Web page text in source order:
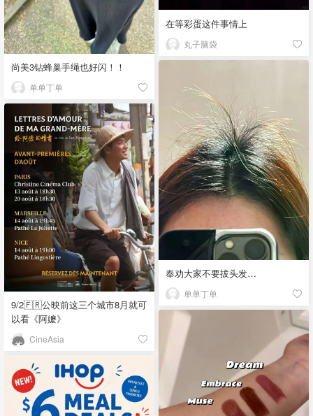
在等彩蛋这件事情上
丸子脑袋
尚美3钻蜂巢手绳也好闪！！
单单丁单
奉劝大家不要拔头发…
单单丁单
9/2🇫🇷公映前这三个城市8月就可
以看《阿嬷》
CineAsia